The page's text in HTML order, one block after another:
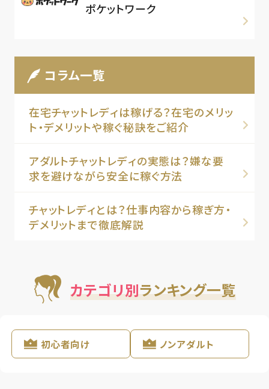
ポケットワーク
コラム一覧
在宅チャットレディは稼げる？在宅のメリッ
ト・デメリットや稼ぐ秘訣をご紹介
アダルトチャットレディの実態は？嫌な要
求を避けながら安全に稼ぐ方法
チャットレディとは？仕事内容から稼ぎ方・
デメリットまで徹底解説
カテゴリ別ランキング一覧
初心者向け ノンアダルト